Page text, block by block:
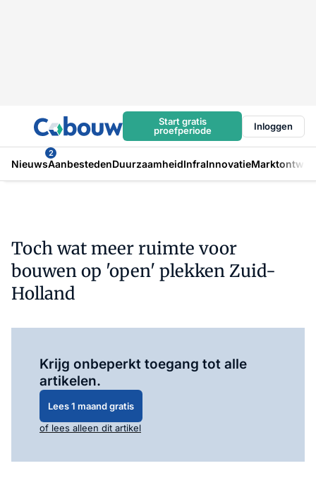
Start gratis
proefperiode
Inloggen
Nieuws
2
AanbestedenDuurzaamheidInfraInnovatie
Toch wat meer ruimte voor
bouwen op 'open' plekken Zuid-
Holland
Krijg onbeperkt toegang tot alle
artikelen.
Lees 1 maand gratis
of lees alleen dit artikel